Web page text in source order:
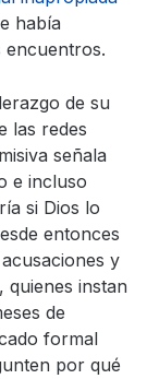
había
encuentros.
de su
las redes
señala
e incluso
si Dios lo
entonces
y
quienes instan
de
formal
por qué